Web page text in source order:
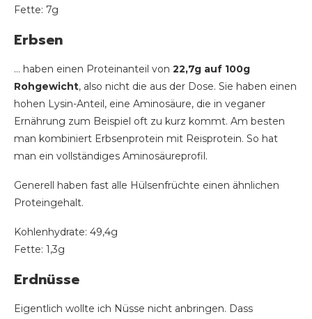
Fette: 7g
Erbsen
… haben einen Proteinanteil von 22,7g auf 100g
Rohgewicht, also nicht die aus der Dose. Sie haben einen
hohen Lysin-Anteil, eine Aminosäure, die in veganer
Ernährung zum Beispiel oft zu kurz kommt. Am besten
man kombiniert Erbsenprotein mit Reisprotein. So hat
man ein vollständiges Aminosäureprofil.
Generell haben fast alle Hülsenfrüchte einen ähnlichen
Proteingehalt.
Kohlenhydrate: 49,4g
Fette: 1,3g
Erdnüsse
Eigentlich wollte ich Nüsse nicht anbringen. Dass